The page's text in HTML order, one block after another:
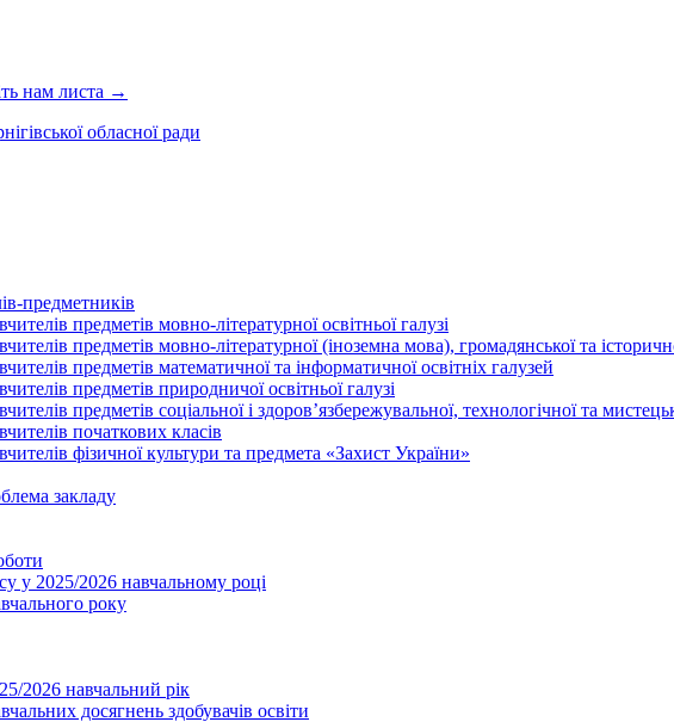
нам листа →
обласної ради
предметників
предметів мовно-літературної освітньої галузі
предметів мовно-літературної (іноземна мова), громадянської та
предметів математичної та інформатичної освітніх галузей
предметів природничої освітньої галузі
предметів соціальної і здоров’язбережувальної, технологічної та
початкових класів
фізичної культури та предмета «Захист України»
закладу
у 2025/2026 навчальному році
року
2026 навчальний рік
досягнень здобувачів освіти